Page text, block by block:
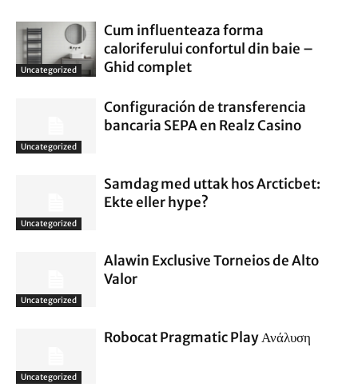
Uncategorized
Cum influenteaza forma
caloriferului confortul din baie –
Ghid complet
Uncategorized
Configuración de transferencia
bancaria SEPA en Realz Casino
Uncategorized
Samdag med uttak hos Arcticbet:
Ekte eller hype?
Uncategorized
Alawin Exclusive Torneios de Alto
Valor
Uncategorized
Robocat Pragmatic Play Ανάλυση